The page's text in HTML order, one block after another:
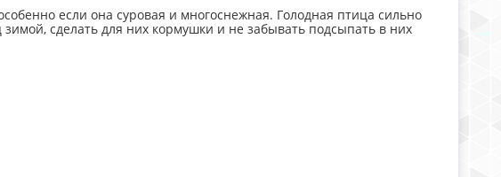
если она суровая и многоснежная. Голодная птица сильно
сделать для них кормушки и не забывать подсыпать в них